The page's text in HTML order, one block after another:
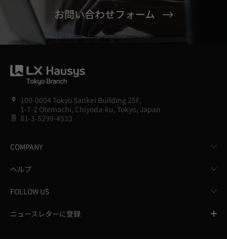
お問い合わせフォーム
100-0004 Tokyo Sankei Building 25F,
1-7-2 Otemachi, Chiyoda-ku, Tokyo, Japan
81-3-5299-4533
COMPANY
ヘルプ
FOLLOW US
ニュースレターに登録